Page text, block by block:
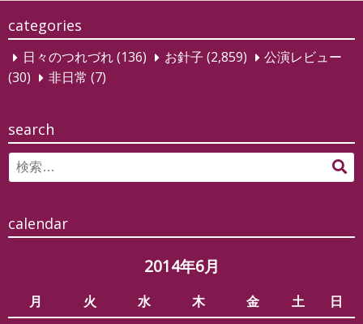
ゲ
ー
シ
ョ
categories
日々のつれづれ(136) お針子 (2,859)
公演レビュー
(30)
非日常 (7)
search
Search
for:
検
calendar
2014年6月
月 火 水 木 金 土
日